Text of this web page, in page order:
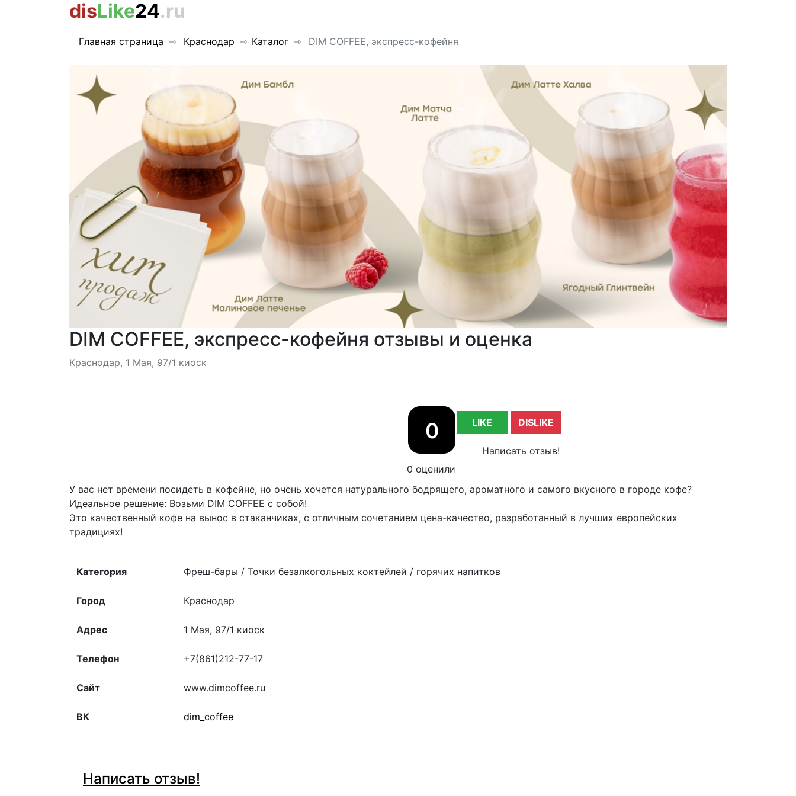
disLike24.ru
Главная страница Краснодар Каталог DIM COFFEE, экспресс-кофейня
DIM COFFEE, экспресс-кофейня отзывы и оценка
Краснодар, 1 Мая, 97/1 киоск
0 LIKE DISLIKE
Написать отзыв!
0 оценили
У вас нет времени посидеть в кофейне, но очень хочется натурального бодрящего, ароматного и самого вкусного в городе кофе?
Идеальное решение: Возьми DIM COFFEE с собой!
Это качественный кофе на вынос в стаканчиках, с отличным сочетанием цена-качество, разработанный в лучших европейских
традициях!
Категория Фреш-бары / Точки безалкогольных коктейлей / горячих напитков
Город Краснодар
Адрес 1 Мая, 97/1 киоск
Телефон +7(861)212-77-17
Сайт www.dimcoffee.ru
ВК dim_coffee
Написать отзыв!